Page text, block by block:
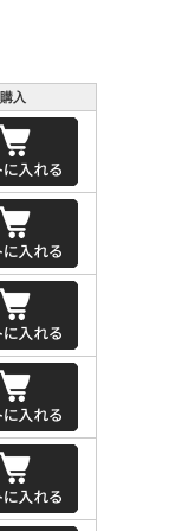
購入